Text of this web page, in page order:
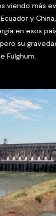
viendo más
y
en esos
su
Fulghum.